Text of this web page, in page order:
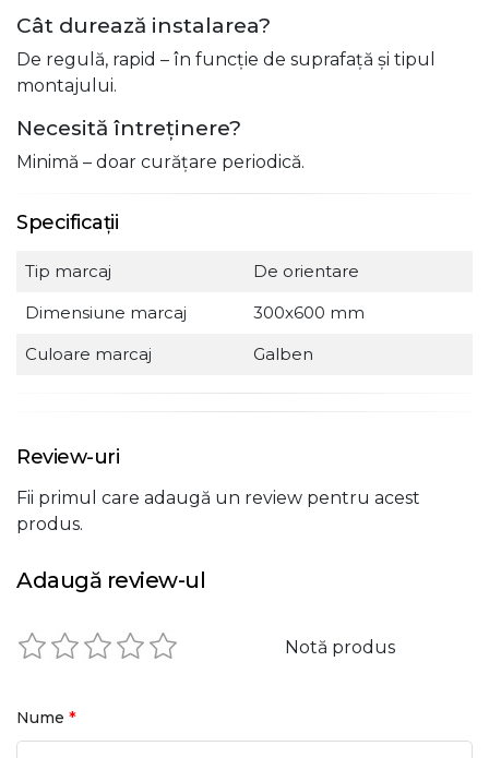
Cât durează instalarea?
De regulă, rapid – în funcție de suprafață și tipul
montajului.
Necesită întreținere?
Minimă – doar curățare periodică.
Specificații
Tip marcaj
De orientare
Dimensiune marcaj
300x600 mm
Culoare marcaj
Galben
Review-uri
Fii primul care adaugă un review pentru acest
produs.
Adaugă review-ul
Notă produs
Nume *